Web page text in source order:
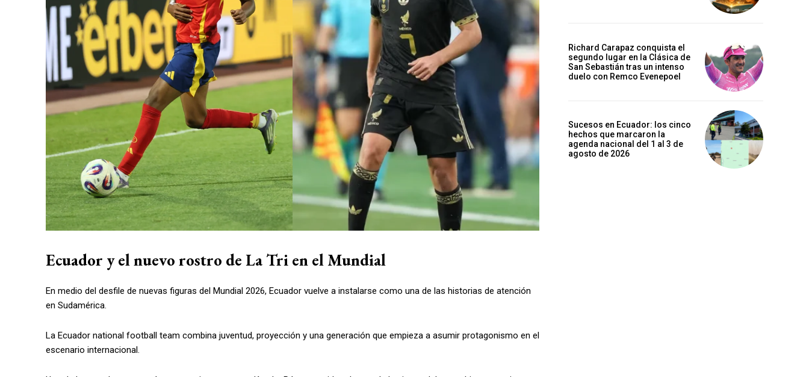
Ecuador y el nuevo rostro de La Tri en el Mundial
En medio del desfile de nuevas figuras del Mundial 2026, Ecuador vuelve a instalarse como una de las historias de atención
en Sudamérica.
La Ecuador national football team combina juventud, proyección y una generación que empieza a asumir protagonismo en el
escenario internacional.
Richard Carapaz conquista el
segundo lugar en la Clásica de
San Sebastián tras un intenso
duelo con Remco Evenepoel
Sucesos en Ecuador: los cinco
hechos que marcaron la
agenda nacional del 1 al 3 de
agosto de 2026